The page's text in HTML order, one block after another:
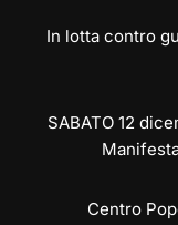
In lotta contro
SABATO 12
Centro